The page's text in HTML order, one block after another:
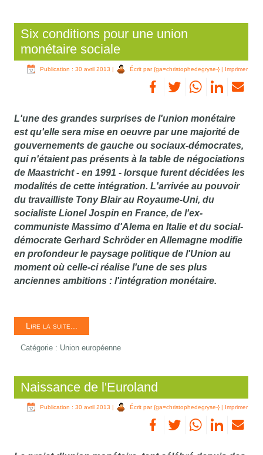
Six conditions pour une union
monétaire sociale
Publication : 30 avril 2013 | Écrit par {ga=christophedegryse-} | Imprimer
L'une des grandes surprises de l'union monétaire
est qu'elle sera mise en oeuvre par une majorité de
gouvernements de gauche ou sociaux-démocrates,
qui n'étaient pas présents à la table de négociations
de Maastricht - en 1991 - lorsque furent décidées les
modalités de cette intégration. L'arrivée au pouvoir
du travailliste Tony Blair au Royaume-Uni, du
socialiste Lionel Jospin en France, de l'ex-
communiste Massimo d'Alema en Italie et du social-
démocrate Gerhard Schröder en Allemagne modifie
en profondeur le paysage politique de l'Union au
moment où celle-ci réalise l'une de ses plus
anciennes ambitions : l'intégration monétaire.
Lire la suite...
Catégorie : Union européenne
Naissance de l'Euroland
Publication : 30 avril 2013 | Écrit par {ga=christophedegryse-} | Imprimer